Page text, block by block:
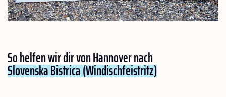
So helfen wir dir von Hannover nach
Slovenska Bistrica (Windischfeistritz)